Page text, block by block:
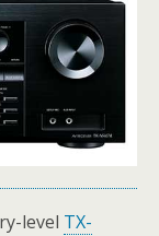
level TX-